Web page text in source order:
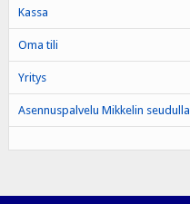
Kassa
Oma tili
Yritys
Asennuspalvelu Mikkelin seudulla